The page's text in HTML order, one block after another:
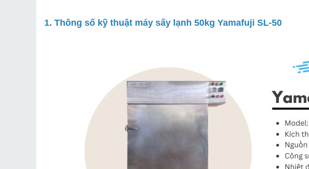
1. Thông số kỹ thuật máy sấy lạnh 50kg Yamafuji SL-50